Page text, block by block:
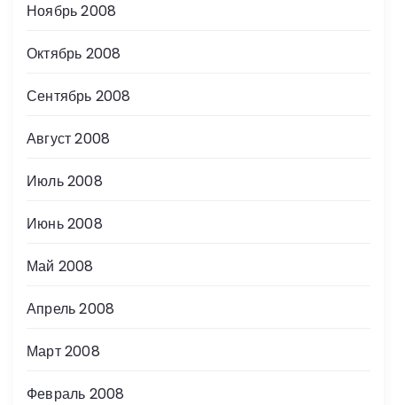
Ноябрь 2008
Октябрь 2008
Сентябрь 2008
Август 2008
Июль 2008
Июнь 2008
Май 2008
Апрель 2008
Март 2008
Февраль 2008